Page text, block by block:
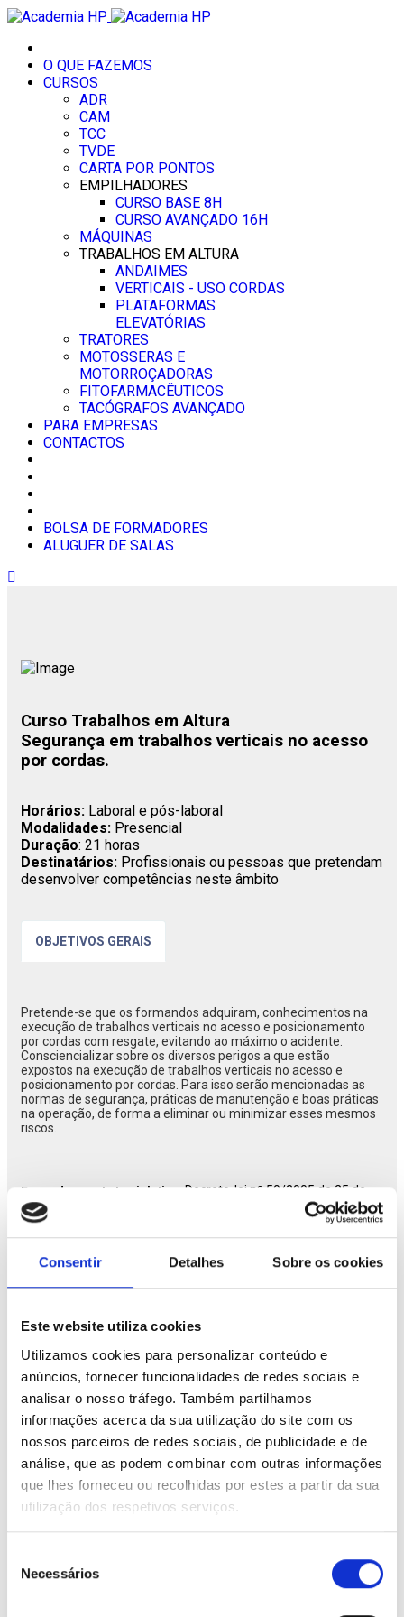
Consentir Detalhes Sobre os cookies
Este website utiliza cookies
Utilizamos cookies para personalizar conteúdo e
anúncios, fornecer funcionalidades de redes sociais e
analisar o nosso tráfego. Também partilhamos
informações acerca da sua utilização do site com os
nossos parceiros de redes sociais, de publicidade e de
análise, que as podem combinar com outras informações
que lhes forneceu ou recolhidas por estes a partir da sua
utilização dos respetivos serviços.
Necessários
O QUE FAZEMOS
CURSOS
ADR
CAM
TCC
TVDE
CARTA POR PONTOS
EMPILHADORES
CURSO BASE 8H
CURSO AVANÇADO 16H
MÁQUINAS
TRABALHOS EM ALTURA
ANDAIMES
VERTICAIS - USO CORDAS
PLATAFORMAS
ELEVATÓRIAS
TRATORES
MOTOSSERAS E
MOTORROÇADORAS
FITOFARMACÊUTICOS
TACÓGRAFOS AVANÇADO
PARA EMPRESAS
CONTACTOS
BOLSA DE FORMADORES
ALUGUER DE SALAS
Curso Trabalhos em Altura
Segurança em trabalhos verticais no acesso
por cordas.
Horários: Laboral e pós-laboral
Modalidades: Presencial
Duração: 21 horas
Destinatários: Profissionais ou pessoas que pretendam
desenvolver competências neste âmbito
OBJETIVOS GERAIS
Pretende-se que os formandos adquiram, conhecimentos na
execução de trabalhos verticais no acesso e posicionamento
por cordas com resgate, evitando ao máximo o acidente.
Consciencializar sobre os diversos perigos a que estão
expostos na execução de trabalhos verticais no acesso e
posicionamento por cordas. Para isso serão mencionadas as
normas de segurança, práticas de manutenção e boas práticas
na operação, de forma a eliminar ou minimizar esses mesmos
riscos.
Enquadramento Legislativo: Decreto-lei nº 50/2005 de 25 de
fevereiro
INSCREVA-SE AQUI
ONDE ESTAMOS
Contacte-nos ou Visite-nos
Estamos à sua espera numa das nossas instalações:
Dias Úteis - das 10h às 13h e das 15h às 20h
Sábados - das 10h às 13h